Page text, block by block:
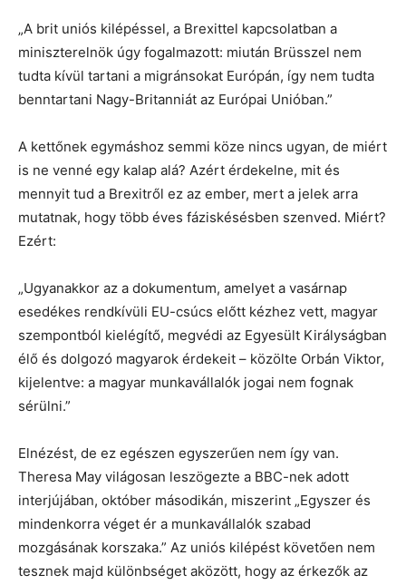
„A brit uniós kilépéssel, a Brexittel kapcsolatban a
miniszterelnök úgy fogalmazott: miután Brüsszel nem
tudta kívül tartani a migránsokat Európán, így nem tudta
benntartani Nagy-Britanniát az Európai Unióban.”
A kettőnek egymáshoz semmi köze nincs ugyan, de miért
is ne venné egy kalap alá? Azért érdekelne, mit és
mennyit tud a Brexitről ez az ember, mert a jelek arra
mutatnak, hogy több éves fáziskésésben szenved. Miért?
Ezért:
„Ugyanakkor az a dokumentum, amelyet a vasárnap
esedékes rendkívüli EU-csúcs előtt kézhez vett, magyar
szempontból kielégítő, megvédi az Egyesült Királyságban
élő és dolgozó magyarok érdekeit – közölte Orbán Viktor,
kijelentve: a magyar munkavállalók jogai nem fognak
sérülni.”
Elnézést, de ez egészen egyszerűen nem így van.
Theresa May világosan leszögezte a BBC-nek adott
interjújában, október másodikán, miszerint „Egyszer és
mindenkorra véget ér a munkavállalók szabad
mozgásának korszaka.” Az uniós kilépést követően nem
tesznek majd különbséget aközött, hogy az érkezők az